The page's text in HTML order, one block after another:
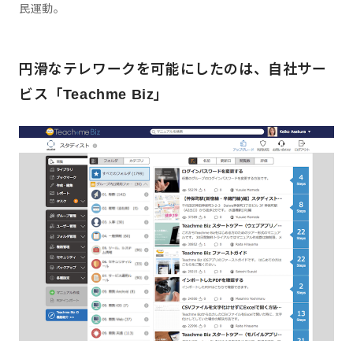
民運動。
円滑なテレワークを可能にしたのは、自社サー
ビス「Teachme Biz」